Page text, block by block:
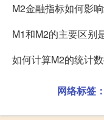
M2金融指标如何影
M1和M2的主要区别
如何计算M2的统计
网络标签：